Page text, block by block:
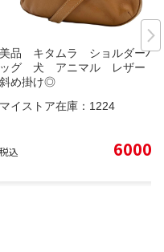
美品 キタムラ ショルダーバ
ッグ 犬 アニマル レザー
斜め掛け◎
マイストア在庫： 1224
税込 6000